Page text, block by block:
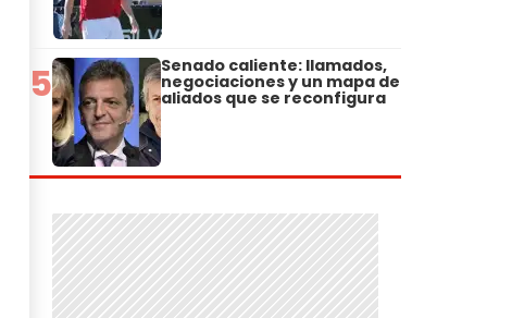
5 Senado caliente: llamados,
negociaciones y un mapa de
aliados que se reconfigura